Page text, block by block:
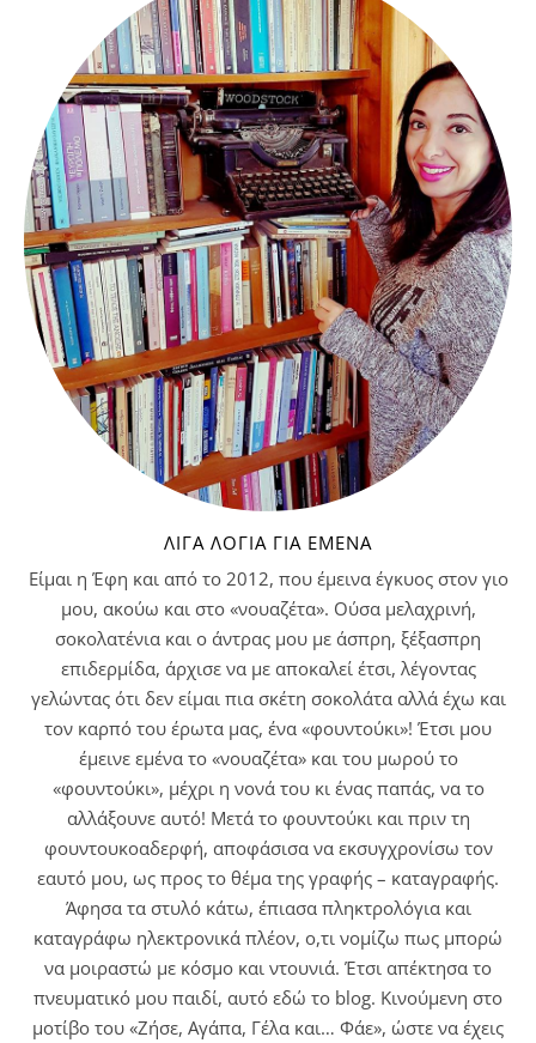
ΛΊΓΑ ΛΌΓΙΑ ΓΙΑ ΕΜΈΝΑ
Είμαι η Έφη και από το 2012, που έμεινα έγκυος στον γιο
μου, ακούω και στο «νουαζέτα». Ούσα μελαχρινή,
σοκολατένια και ο άντρας μου με άσπρη, ξέξασπρη
επιδερμίδα, άρχισε να με αποκαλεί έτσι, λέγοντας
γελώντας ότι δεν είμαι πια σκέτη σοκολάτα αλλά έχω και
τον καρπό του έρωτα μας, ένα «φουντούκι»! Έτσι μου
έμεινε εμένα το «νουαζέτα» και του μωρού το
«φουντούκι», μέχρι η νονά του κι ένας παπάς, να το
αλλάξουνε αυτό! Μετά το φουντούκι και πριν τη
φουντουκοαδερφή, αποφάσισα να εκσυγχρονίσω τον
εαυτό μου, ως προς το θέμα της γραφής – καταγραφής.
Άφησα τα στυλό κάτω, έπιασα πληκτρολόγια και
καταγράφω ηλεκτρονικά πλέον, ο,τι νομίζω πως μπορώ
να μοιραστώ με κόσμο και ντουνιά. Έτσι απέκτησα το
πνευματικό μου παιδί, αυτό εδώ το blog. Κινούμενη στο
μοτίβο του «Ζήσε, Αγάπα, Γέλα και… Φάε», ώστε να έχεις